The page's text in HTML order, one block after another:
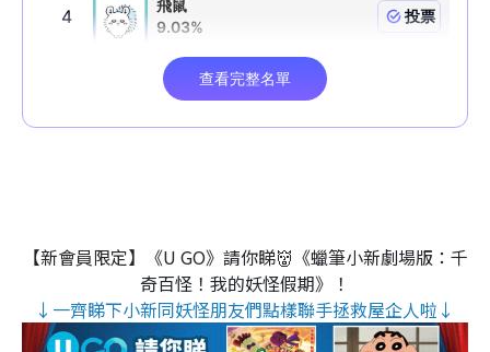
【新會員限定】《U GO》請你睇👹《蠟筆小新劇場版：千
奇百怪！我的妖怪假期》！
↓一齊睇下小新同妖怪朋友們點樣聯手拯救屋企人啦↓